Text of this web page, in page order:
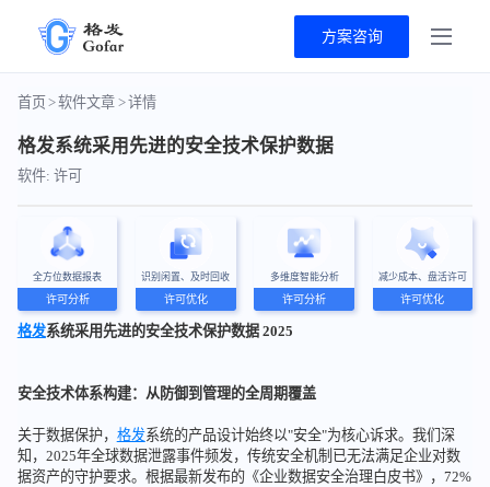
方案咨询
首页>软件文章 >详情
格发系统采用先进的安全技术保护数据
软件: 许可
全方位数据报表
许可分析
识别闲置、及时回收
许可优化
多维度智能分析
许可分析
减少成本、盘活许可
许可优化
格发系统采用先进的安全技术保护数据 2025
安全技术体系构建：从防御到管理的全周期覆盖
关于数据保护， 格发系统的产品设计始终以"安全"为核心诉求。我们深
知，2025年全球数据泄露事件频发，传统安全机制已无法满足企业对数
据资产的守护要求。根据最新发布的《企业数据安全治理白皮书》，72%